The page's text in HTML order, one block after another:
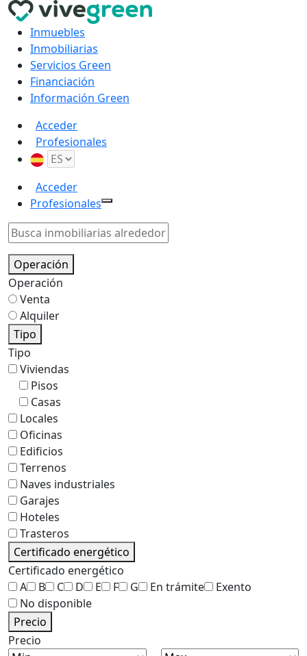
Inmuebles
Inmobiliarias
Servicios Green
Financiación
Información Green
Acceder
Profesionales
Acceder
Profesionales
Operación
Operación
Venta
Alquiler
Tipo
Tipo
Viviendas
Pisos
Casas
Locales
Oficinas
Edificios
Terrenos
Naves industriales
Garajes
Hoteles
Trasteros
Certificado energético
Certificado energético
A
B C D E F G En trámite
Exento
No disponible
Precio
Precio